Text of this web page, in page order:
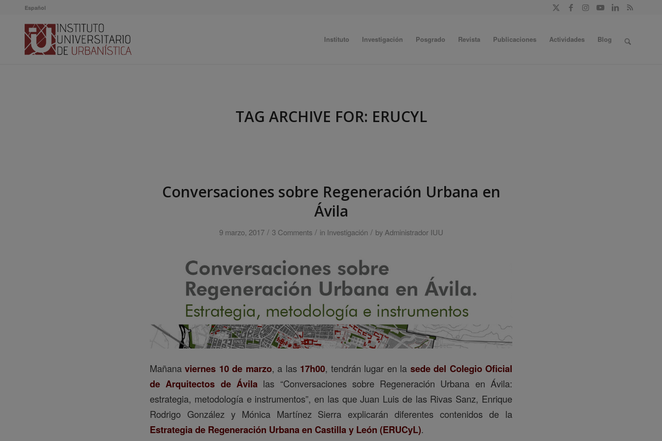
Español
Instituto Investigación Posgrado Revista Publicaciones Actividades Blog
TAG ARCHIVE FOR: ERUCYL
Conversaciones sobre Regeneración Urbana en
Ávila
9 marzo, 2017 / 3 Comments / in Investigación / by Administrador IUU
Mañanaviernes 10 de marzo, a las 17h00, tendrán lugar en la sede del Colegio Oficial
de Arquitectos de Ávila las “Conversaciones sobre Regeneración Urbana en Ávila:
estrategia, metodología e instrumentos”, en las que Juan Luis de las Rivas Sanz, Enrique
Rodrigo González y Mónica Martínez Sierra explicarán diferentes contenidos de la
Estrategia de Regeneración Urbana en Castilla y León (ERUCyL).